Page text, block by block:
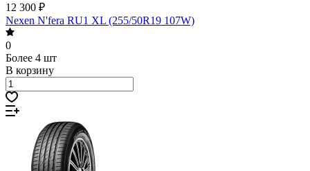
12 300 ₽
Nexen N'fera RU1 XL (255/50R19 107W)
0
Более 4 шт
В корзину